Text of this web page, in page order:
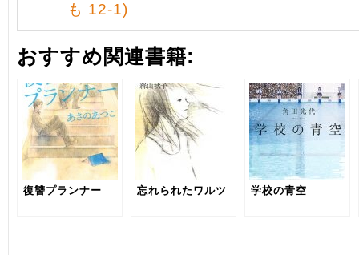
も 12-1)
おすすめ関連書籍:
復讐プランナー 忘れられたワルツ 学校の青空